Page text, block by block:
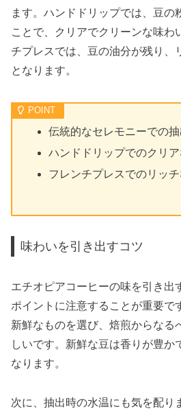
ます。ハンドドリップでは、豆の
ことで、クリアでクリーンな味わ
チプレスでは、豆の油分が残り、
となります。
伝統的なセレモニーでの
ハンドドリップでのクリ
フレンチプレスでのリッチ
味わいを引き出すコツ
エチオピアコーヒーの味を引き出
ポイントに注意することが重要で
新鮮なものを選び、焙煎からなる
しいです。新鮮な豆は香りが豊か
なります。
次に、抽出時の水温にも気を配り